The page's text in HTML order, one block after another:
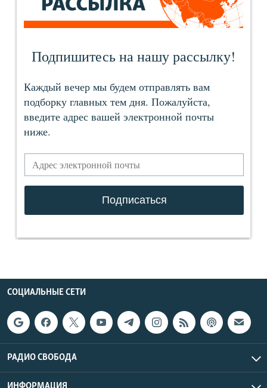
СОЦИАЛЬНЫЕ СЕТИ
РАДИО СВОБОДА